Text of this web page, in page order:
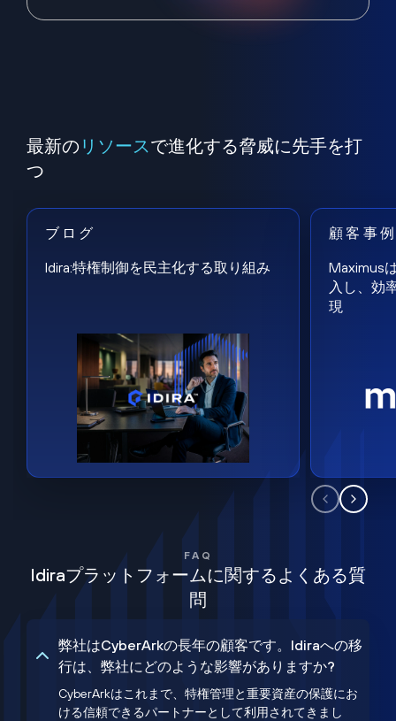
最新の リソースで進化する脅威に先手を打
つ
ブログ
Idira:特権制御を民主化する取り組み
顧客事
Maximus
入し、効
現
FAQ
Idiraプラットフォームに関するよくある質
問
弊社はCyberArkの長年の顧客です。Idiraへの移
行は、弊社にどのような影響がありますか?
CyberArkはこれまで、特権管理と重要資産の保護にお
ける信頼できるパートナーとして利用されてきまし